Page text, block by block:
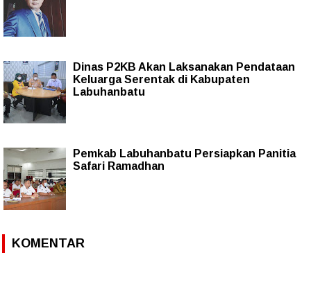
Dinas P2KB Akan Laksanakan Pendataan
Keluarga Serentak di Kabupaten
Labuhanbatu
Pemkab Labuhanbatu Persiapkan Panitia
Safari Ramadhan
KOMENTAR